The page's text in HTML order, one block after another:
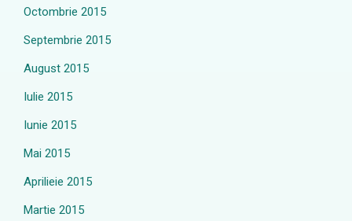
Octombrie 2015
Septembrie 2015
August 2015
Iulie 2015
Iunie 2015
Mai 2015
Aprilieie 2015
Martie 2015